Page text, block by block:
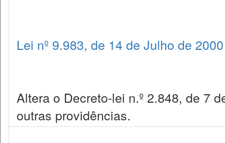
Lei nº 9.983, de 14 de Julho de 2000
Altera o Decreto-lei n.º 2.848, de 7
outras providências.